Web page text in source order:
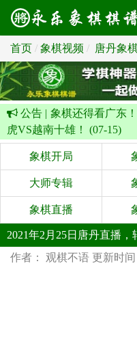
首页 象棋视频 唐丹象
公告 | 象棋还得看广东
虎VS越南十雄！ (07-15)
象棋开局
大师专辑
象棋直播
2021年2月25日唐丹直播
作者： 观棋不语 更新时间